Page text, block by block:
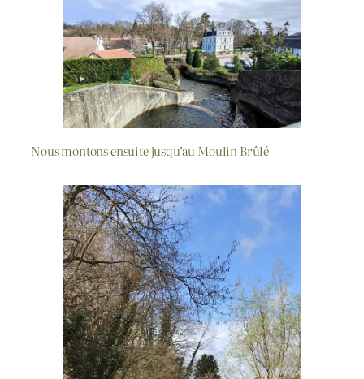
Nous montons ensuite jusqu’au Moulin Brûlé